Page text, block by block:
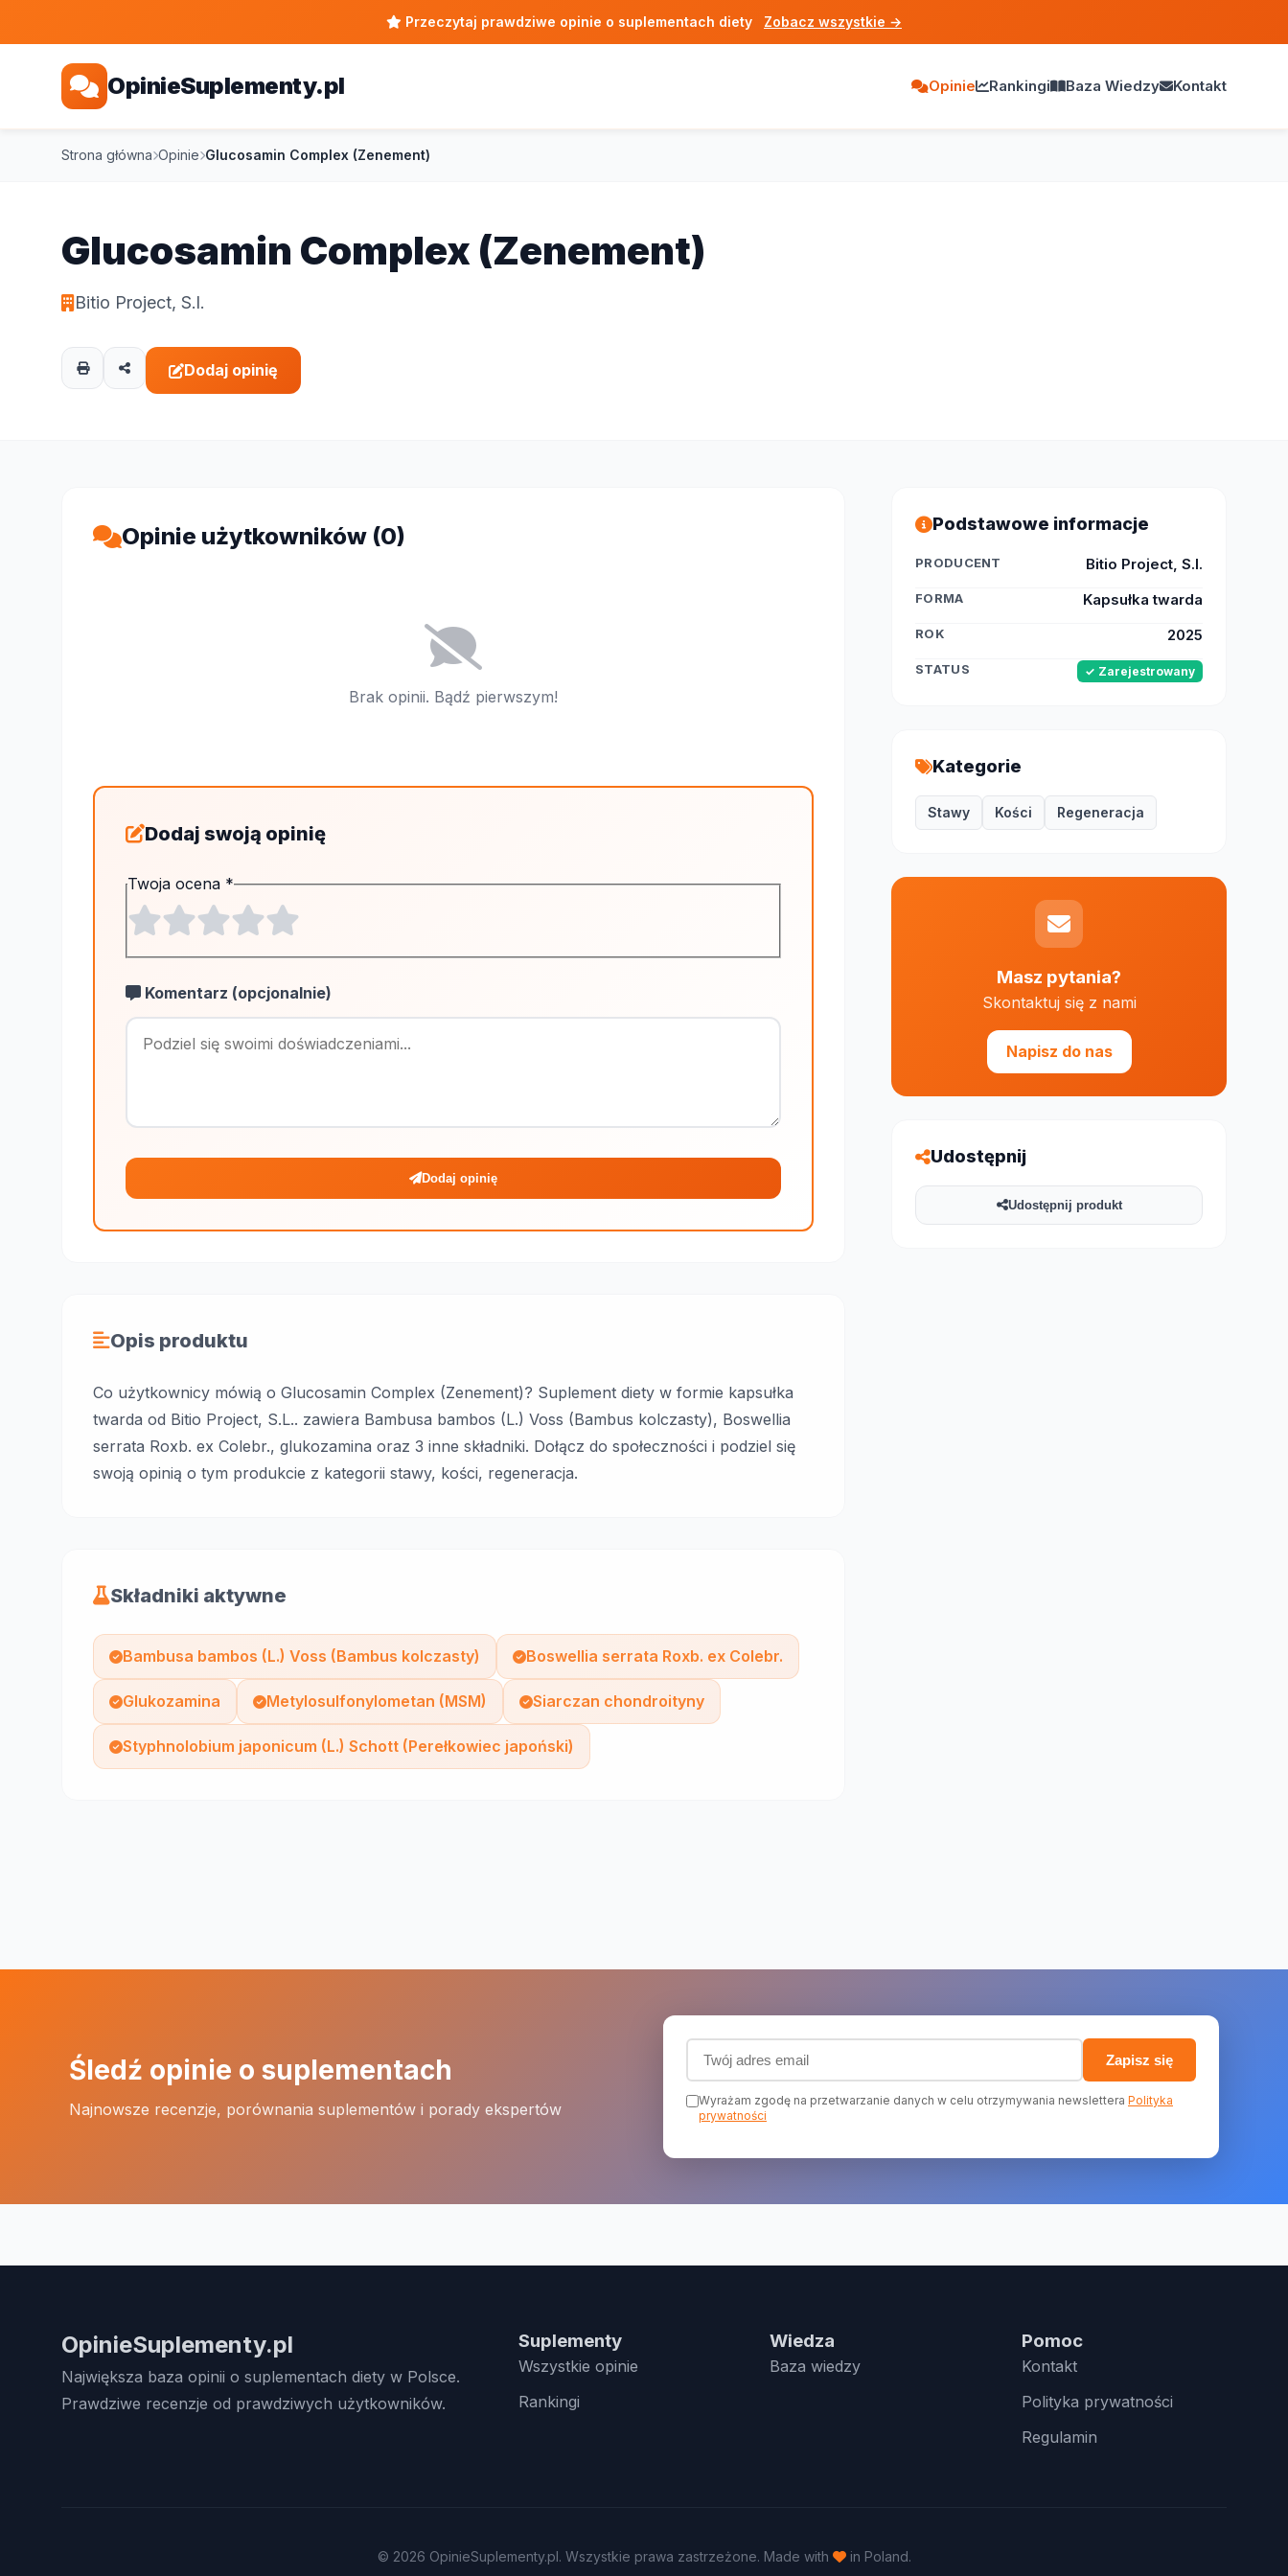
Przeczytaj prawdziwe opinie o suplementach diety Zobacz wszystkie →
OpinieSuplementy.pl Opinie Rankingi Baza Wiedzy Kontakt
Strona główna Opinie Glucosamin Complex (Zenement)
Glucosamin Complex (Zenement)
Bitio Project, S.l.
Dodaj opinię
Opinie użytkowników (0)
Brak opinii. Bądź pierwszym!
Dodaj swoją opinię
Twoja ocena *
Komentarz (opcjonalnie)
Maksymalnie 1000 znaków
Dodaj opinię
Opis produktu
Co użytkownicy mówią o Glucosamin Complex (Zenement)? Suplement diety w formie kapsułka
twarda od Bitio Project, S.L.. zawiera Bambusa bambos (L.) Voss (Bambus kolczasty), Boswellia
serrata Roxb. ex Colebr., glukozamina oraz 3 inne składniki. Dołącz do społeczności i podziel się
swoją opinią o tym produkcie z kategorii stawy, kości, regeneracja.
Składniki aktywne
Bambusa bambos (L.) Voss (Bambus kolczasty) Boswellia serrata Roxb. ex Colebr.
Glukozamina Metylosulfonylometan (MSM) Siarczan chondroityny
Styphnolobium japonicum (L.) Schott (Perełkowiec japoński)
Podstawowe informacje
PRODUCENT Bitio Project, S.l.
FORMA Kapsułka twarda
ROK 2025
STATUS ✓ Zarejestrowany
Kategorie
Stawy Kości Regeneracja
Masz pytania?
Skontaktuj się z nami
Napisz do nas
Udostępnij
Udostępnij produkt
Śledź opinie o suplementach
Najnowsze recenzje, porównania suplementów i porady ekspertów
Adres email (wymagany)
Zapisz się
Wyrażam zgodę na przetwarzanie danych w celu otrzymywania newslettera Polityka
prywatności
OpinieSuplementy.pl
Największa baza opinii o suplementach diety w Polsce.
Prawdziwe recenzje od prawdziwych użytkowników.
Suplementy
Wszystkie opinie
Rankingi
Wiedza
Baza wiedzy
Pomoc
Kontakt
Polityka prywatności
Regulamin
© 2026 OpinieSuplementy.pl. Wszystkie prawa zastrzeżone. Made with in Poland.